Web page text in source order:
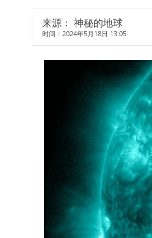
来源： 神秘的地球
时间：2024年5月18日 13:05